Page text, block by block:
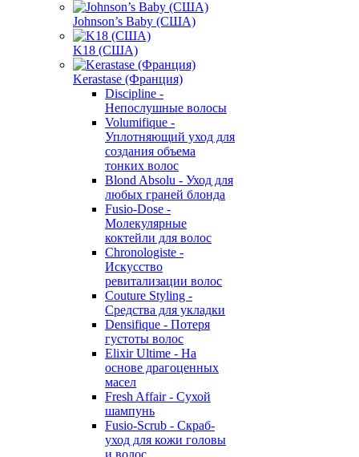
Johnson’s Baby (США)
K18 (США)
Kerastase (Франция)
Discipline -
Непослушные волосы
Volumifique -
Уплотняющий уход для
создания объема
тонких волос
Blond Absolu - Уход для
любых граней блонда
Fusio-Dose -
Молекулярные
коктейли для волос
Chronologiste -
Искусство
ревитализации волос
Couture Styling -
Средства для укладки
Densifique - Потеря
густоты волос
Elixir Ultime - На
основе драгоценных
масел
Fresh Affair - Сухой
шампунь
Fusio-Scrub - Скраб-
уход для кожи головы
и волос